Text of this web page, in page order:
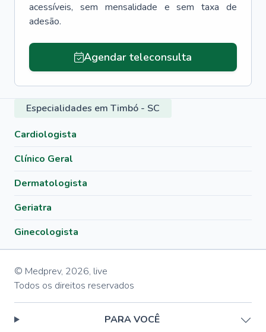
acessíveis, sem mensalidade e sem taxa de
adesão.
Agendar teleconsulta
Especialidades em Timbó - SC
Cardiologista
Clínico Geral
Dermatologista
Geriatra
Ginecologista
© Medprev, 2026, live
Todos os direitos reservados
PARA VOCÊ